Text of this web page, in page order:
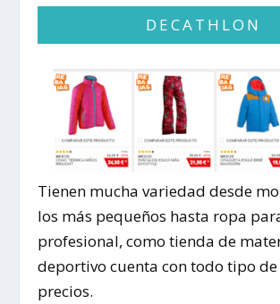
DECATHLON
Tienen mucha variedad desde
los más pequeños hasta ropa
profesional, como tienda de
deportivo cuenta con todo tipo
precios.